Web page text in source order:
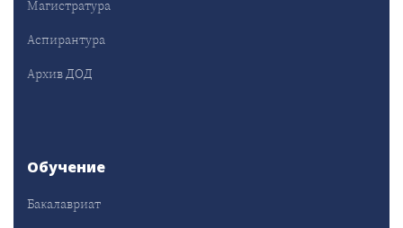
Магистратура
Аспирантура
Архив ДОД
Обучение
Бакалавриат